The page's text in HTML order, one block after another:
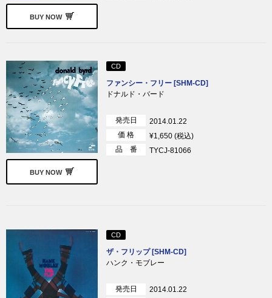
BUY NOW
BUY NOW
CD
ファンシー・フリー [SHM-CD]
ドナルド・バード
発売日
2014.01.22
価 格
¥1,650 (税込)
品 番
TYCJ-81066
CD
ザ・フリップ [SHM-CD]
ハンク・モブレー
発売日
2014.01.22